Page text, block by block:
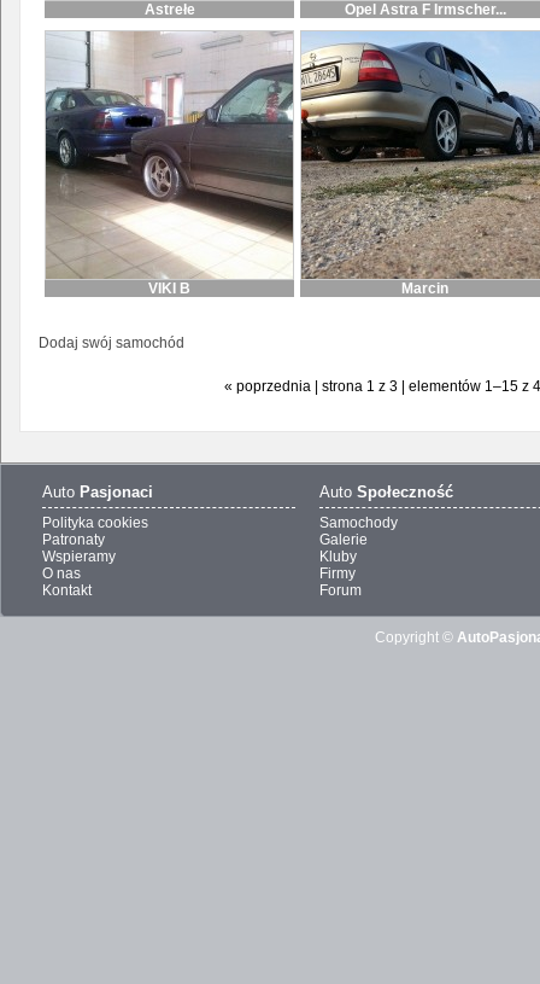
Astrełe Opel Astra F Irmscher...
VIKI B Marcin
Dodaj swój samochód
« poprzednia | strona 1 z 3 | elementów 1–15 z
Auto Pasjonaci
Polityka cookies
Patronaty
Wspieramy
O nas
Kontakt
Auto Społeczność
Samochody
Galerie
Kluby
Firmy
Forum
Copyright ©